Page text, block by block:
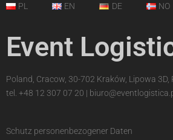
PL EN DE NO
Event
Poland, Cracow, 30-702 Kraków, Lipowa 3D,
tel. +48 12 307 07 20 |
Schutz personenbezogener Daten